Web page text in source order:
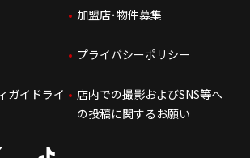
加盟店･物件募集
プライバシーポリシー
ガイドライ
店内での撮影およびSNS等へ
の投稿に関するお願い